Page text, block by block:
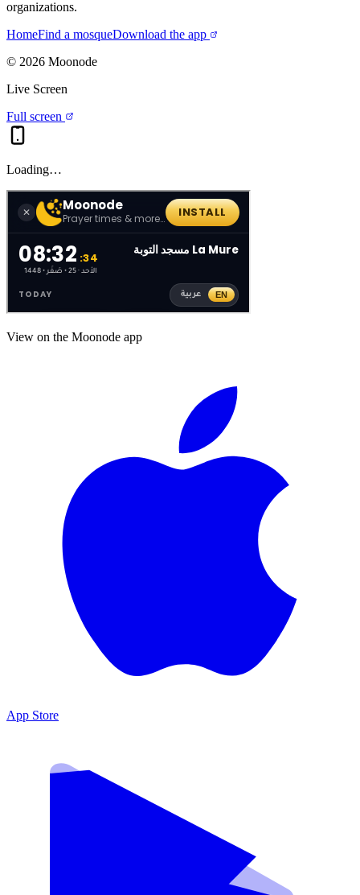
organizations.
HomeFind a mosqueDownload the app
© 2026 Moonode
Live Screen
Full screen
Loading…
View on the Moonode app
App Store